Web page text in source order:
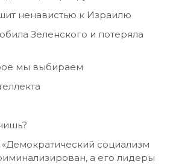
ненавистью к Израилю
Зеленского и потеряла
мы выбираем
социализм
а его лидеры